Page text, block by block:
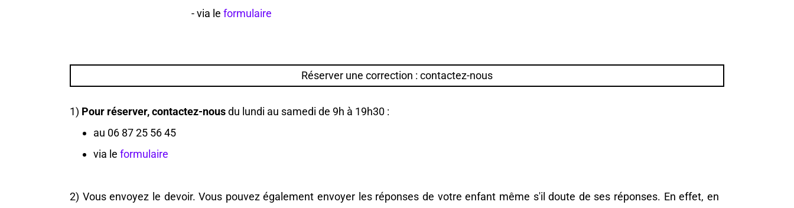
- via le formulaire
Réserver une correction : contactez-nous
1) Pour réserver, contactez-nousdu lundi au samedi de 9h à 19h30 :
au 06 87 25 56 45
via le formulaire
2) Vous envoyez le devoir. Vous pouvez également envoyer les réponses de votre enfant même s'il doute de ses réponses. En effet, en